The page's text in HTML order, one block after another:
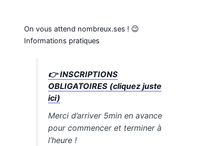
On vous attend nombreux.ses ! 😉
Informations pratiques
👉INSCRIPTIONS
OBLIGATOIRES (cliquez juste
ici)
Merci d’arriver 5min en avance
pour commencer et terminer à
l’heure !